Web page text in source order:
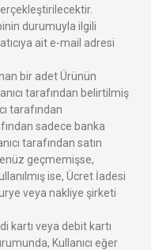
durumuyla ilgili
ait e-mail adresi
bir adet Ürünün
tarafından belirtilmiş
tarafından
sadece banka
tarafından satın
geçmemişse,
ise, Ücret İadesi
veya nakliye şirketi
kartı veya debit kartı
Kullanıcı eğer